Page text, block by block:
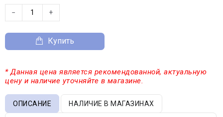
− +
Купить
* Данная цена является рекомендованной, актуальную
цену и наличие уточняйте в магазине.
ОПИСАНИЕ НАЛИЧИЕ В МАГАЗИНАХ